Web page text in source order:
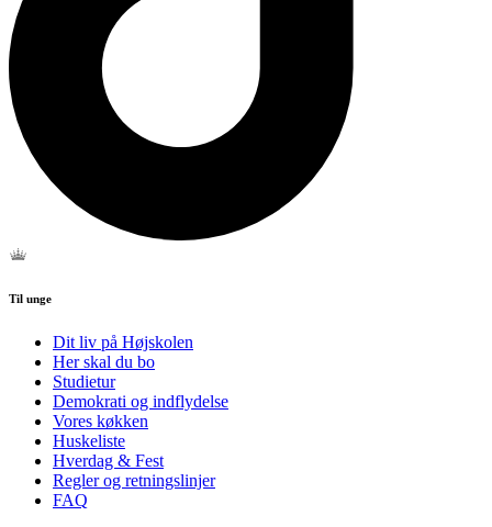
Til unge
Dit liv på Højskolen
Her skal du bo
Studietur
Demokrati og indflydelse
Vores køkken
Huskeliste
Hverdag & Fest
Regler og retningslinjer
FAQ